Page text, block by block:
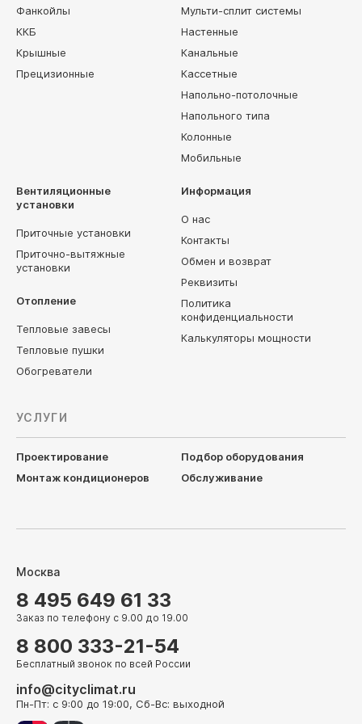
Фанкойлы
ККБ
Крышные
Прецизионные
Мульти-сплит системы
Настенные
Канальные
Кассетные
Напольно-потолочные
Напольного типа
Колонные
Мобильные
Вентиляционные
установки
Приточные установки
Приточно-вытяжные
установки
Отопление
Тепловые завесы
Тепловые пушки
Обогреватели
Информация
О нас
Контакты
Обмен и возврат
Реквизиты
Политика
конфиденциальности
Калькуляторы мощности
УСЛУГИ
Проектирование
Подбор оборудования
Монтаж кондиционеров
Обслуживание
Москва
8 495 649 61 33
Заказ по телефону с 9.00 до 19.00
8 800 333-21-54
Бесплатный звонок по всей России
info@cityclimat.ru
Пн-Пт: с 9:00 до 19:00, Сб-Вс: выходной